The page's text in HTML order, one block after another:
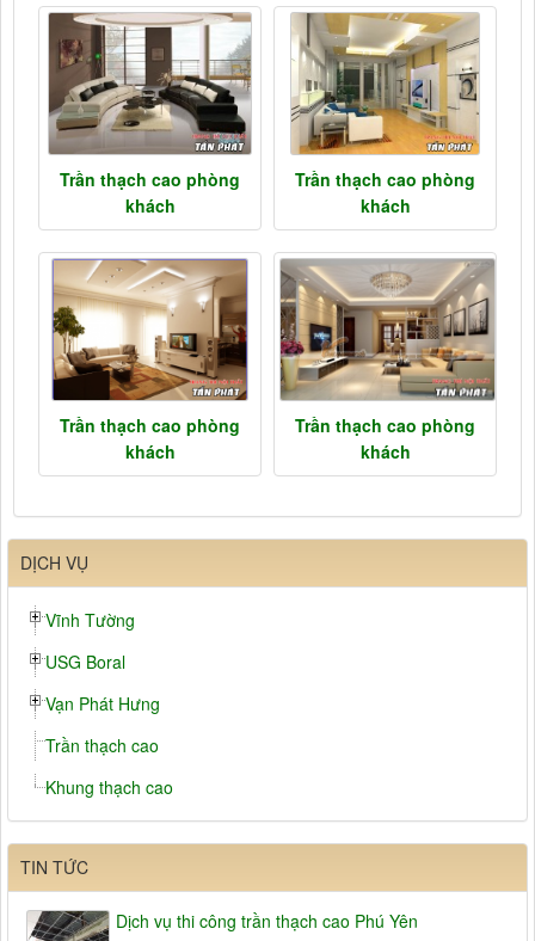
Trần thạch cao phòng
khách
Trần thạch cao phòng
khách
Trần thạch cao phòng
khách
Trần thạch cao phòng
khách
DỊCH VỤ
Vĩnh Tường
USG Boral
Vạn Phát Hưng
Trần thạch cao
Khung thạch cao
TIN TỨC
Dịch vụ thi công trần thạch cao Phú Yên